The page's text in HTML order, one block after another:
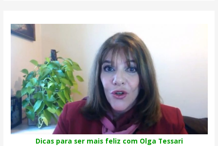
Dicas para ser mais feliz com Olga Tessari